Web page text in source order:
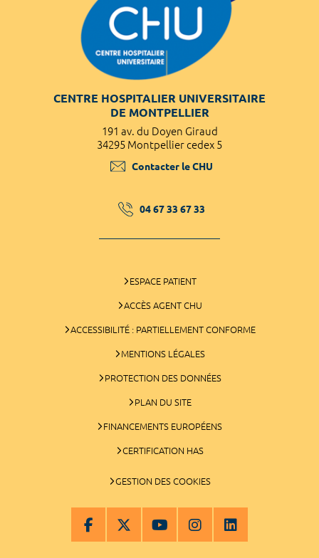
CENTRE HOSPITALIER UNIVERSITAIRE
DE MONTPELLIER
191 av. du Doyen Giraud
34295 Montpellier cedex 5
Contacter le CHU
04 67 33 67 33
ESPACE PATIENT
ACCÈS AGENT CHU
ACCESSIBILITÉ : PARTIELLEMENT CONFORME
MENTIONS LÉGALES
PROTECTION DES DONNÉES
PLAN DU SITE
FINANCEMENTS EUROPÉENS
CERTIFICATION HAS
GESTION DES COOKIES